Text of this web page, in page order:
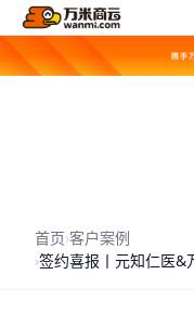
首页›客户案例
›签约喜报丨元知仁医&